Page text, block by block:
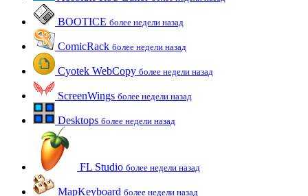
BOOTICE более недели назад
ComicRack более недели назад
Cyotek WebCopy более недели назад
ScreenWings более недели назад
Desktops более недели назад
FL Studio более недели назад
MapKeyboard более недели назад